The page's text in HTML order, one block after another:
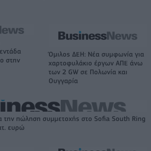
στην
Όμιλος ΔΕΗ: Νέα συμφωνία για
χαρτοφυλάκιο έργων ΑΠΕ άνω
των 2 GW σε Πολωνία και
Ουγγαρία
την πώληση συμμετοχής στο Sofia South Ring
ευρώ